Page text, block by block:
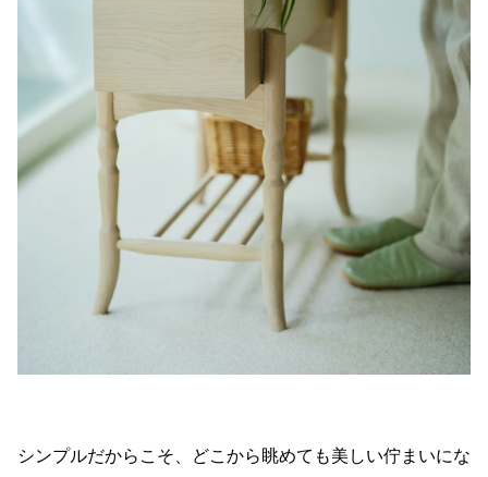
シンプルだからこそ、どこから眺めても美しい佇まいにな